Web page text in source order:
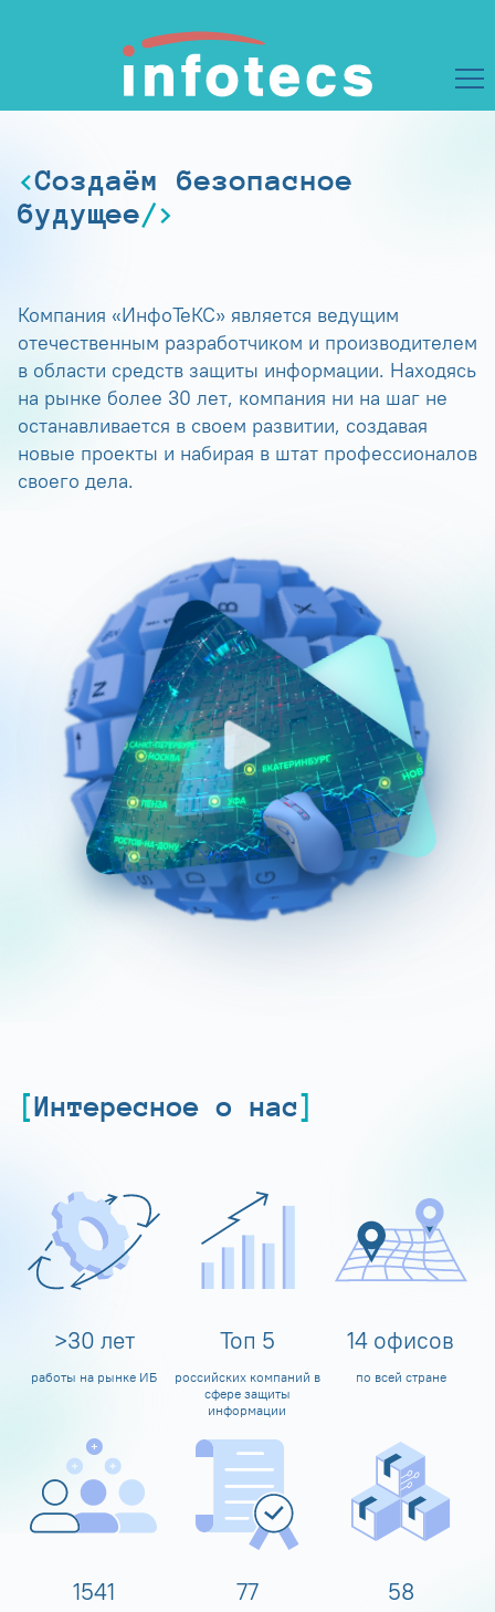
Создаём безопасное
будущее
Компания «ИнфоТеКС» является ведущим
отечественным разработчиком и производителем
в области средств защиты информации. Находясь
на рынке более 30 лет, компания ни на шаг не
останавливается в своем развитии, создавая
новые проекты и набирая в штат профессионалов
своего дела.
Интересное о нас
>30 лет
работы на рынке ИБ
Топ 5
российских компаний в
сфере защиты
информации
14 офисов
по всей стране
1600 80 60